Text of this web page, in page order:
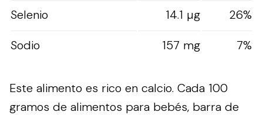
Selenio
14.1 µg
26%
Sodio
157 mg 7%
Este alimento es rico en calcio. Cada 100
gramos de alimentos para bebés, barra de